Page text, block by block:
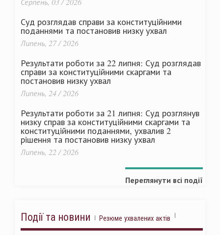
Суд розглядав справи за конституційними
поданнями та постановив низку ухвал
Липень, 27 / 2026
Результати роботи за 22 липня: Суд розглядав
справи за конституційними скаргами та
постановив низку ухвал
Липень, 24 / 2026
Результати роботи за 21 липня: Суд розглянув
низку справ за конституційними скаргами та
конституційними поданнями, ухвалив 2
рішення та постановив низку ухвал
Липень, 22 / 2026
Переглянути всі події
Події та новини Резюме ухвалених актів